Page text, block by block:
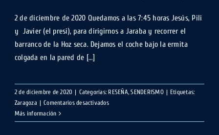
2 de diciembre de 2020 Quedamos a las 7:45 horas Jesús, Pili
y Javier (el presi), para dirigirnos a Jaraba y recorrer el
barranco de la Hoz seca. Dejamos el coche bajo la ermita
colgada en la pared de [...]
2 de diciembre de 2020 | Categorías: RESEÑA,SENDERISMO | Etiquetas:
Zaragoza | Comentarios desactivadosen
DE
Más información